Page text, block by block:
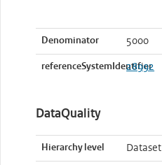
Denominator 5000
referenceSystemIdentifier
28992
DataQuality
Hierarchy level Dataset